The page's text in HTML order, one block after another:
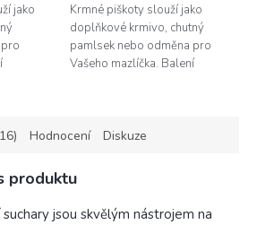
jako
Krmné piškoty slouží jako
doplňkové krmivo, chutný
pamlsek nebo odměna pro
Vašeho mazlíčka. Balení
Hodnocení Diskuze
produktu
jsou skvělým nástrojem na